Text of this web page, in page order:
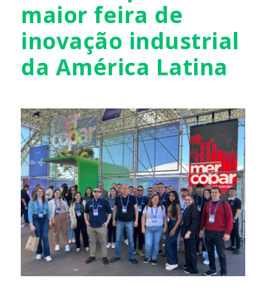
maior feira de
inovação industrial
da América Latina